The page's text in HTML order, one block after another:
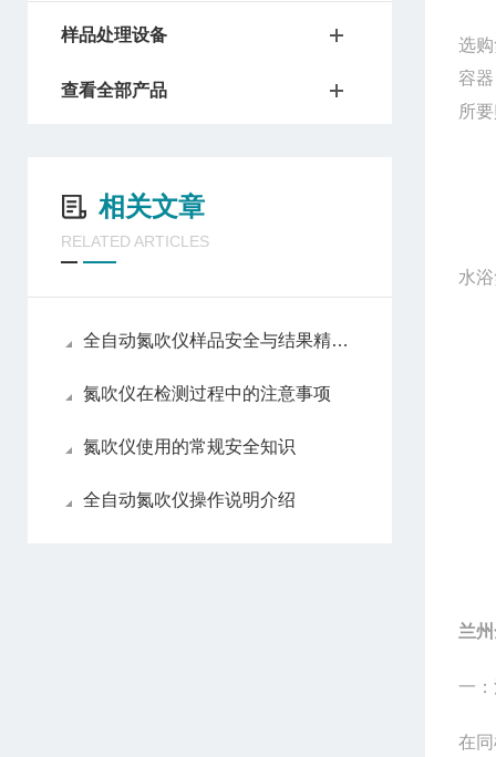
样品处理设备
查看全部产品
相关文章
RELATED ARTICLES
全自动氮吹仪样品安全与结果精准性
氮吹仪在检测过程中的注意事项
氮吹仪使用的常规安全知识
全自动氮吹仪操作说明介绍
选
容
所
水
兰
一
在